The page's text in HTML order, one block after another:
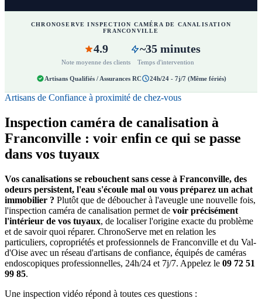
CHRONOSERVE INSPECTION CAMÉRA DE CANALISATION
FRANCONVILLE
4.9
Note moyenne des clients
~35 minutes
Temps d'intervention
Artisans Qualifiés / Assurances RC 24h/24 - 7j/7 (Même fériés)
Artisans de Confiance à proximité de chez-vous
Inspection caméra de canalisation à
Franconville : voir enfin ce qui se passe
dans vos tuyaux
Vos canalisations se rebouchent sans cesse à Franconville, des
odeurs persistent, l'eau s'écoule mal ou vous préparez un achat
immobilier ? Plutôt que de déboucher à l'aveugle une nouvelle fois,
l'inspection caméra de canalisation permet de voir précisément
l'intérieur de vos tuyaux, de localiser l'origine exacte du problème
et de savoir quoi réparer. ChronoServe met en relation les
particuliers, copropriétés et professionnels de Franconville et du Val-
d'Oise avec un réseau d'artisans de confiance, équipés de caméras
endoscopiques professionnelles, 24h/24 et 7j/7. Appelez le 09 72 51
99 85.
Une inspection vidéo répond à toutes ces questions :